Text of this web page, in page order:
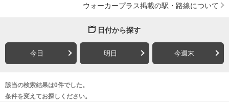
ウォーカープラス掲載の駅・路線について
日付から探す
今日 明日 今週末
該当の検索結果は0件でした。
条件を変えてお探しください。